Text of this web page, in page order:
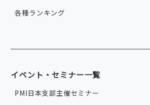
各種ランキング
イベント・セミナー一覧
PMI日本支部主催セミナー